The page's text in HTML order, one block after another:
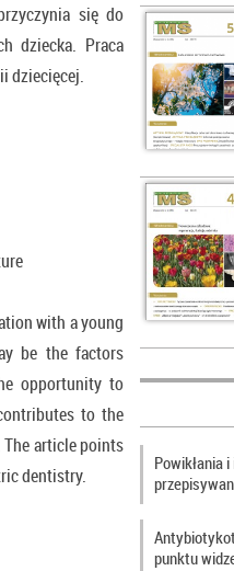
się do
dziecka. Praca
dziecięcej.
with a young
be the factors
opportunity to
to the
The article points
dentistry.
Powikłania
punktu